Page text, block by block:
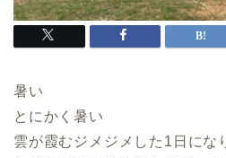
暑い
とにかく暑い
雲が霞むジメジメした1日にな